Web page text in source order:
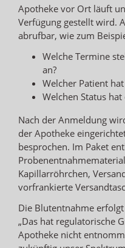
Apotheke vor Ort läuft
Verfügung gestellt wird.
abrufbar, wie zum
Welche Termine
an?
Welcher Patient
Welchen Status
Nach der Anmeldung
der Apotheke
besprochen. Im Paket
Kapillarröhrchen,
vorfrankierte
Die Blutentnahme
„Das hat regulatorische
Apotheke nicht